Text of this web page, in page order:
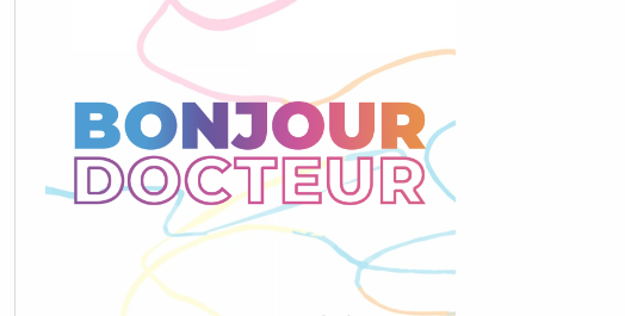
Prématurés
Protection enfance
Psycho social
psychologie
Vision
Voyages
Les rythmes du sommeil chez le nourrisson La Maison des Maternelles et Arnault